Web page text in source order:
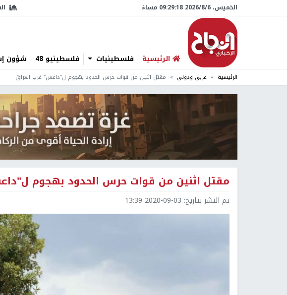
الخميس، 6/‏8/‏2026 09:29:19 مساءً
الرئيسية فلسطينيات فلسطينيو 48 شؤون
الرئيسية عربي ودولي مقتل اثنين من قوات حرس الحدود بهجوم ل"داعش" غرب العراق
مقتل اثنين من قوات حرس الحدود بهجوم
تم النشر بتاريخ: 2020-09-03 13:39